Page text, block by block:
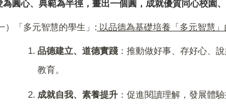
為圓心、典範為半徑，畫出一個圓，成就優質同心校園
）「多元智慧的學生」 : 以品德為基礎培養「多元智慧
品德建立、道德實踐 ：推動做好事、存好心、
教育。
成就自我、素養提升 ：促進閱讀理解，發展體